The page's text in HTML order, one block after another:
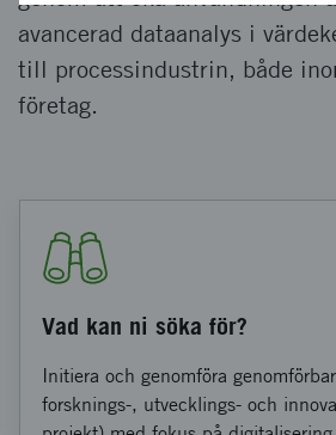
avancerad dataanalys i
till processindustrin, både
företag.
Vad kan ni söka för?
Initiera och genomföra
forsknings-, utvecklings- och